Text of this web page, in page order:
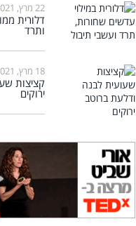
22 מרץ, 2021
דלורית
ותרד
18 מרץ, 2021
קציצות
ירוקים